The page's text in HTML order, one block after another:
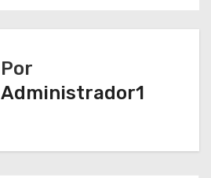
Por
Administrador1